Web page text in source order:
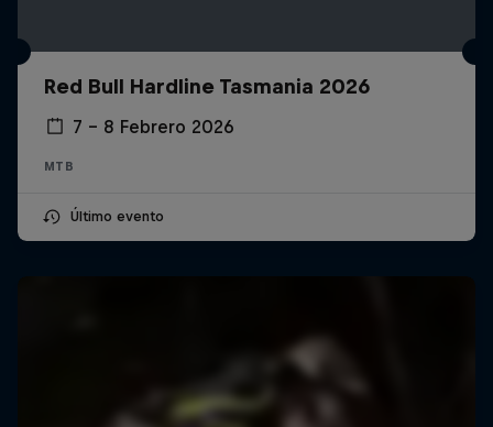
Red Bull Hardline Tasmania 2026
7 – 8 Febrero 2026
MTB
Último evento